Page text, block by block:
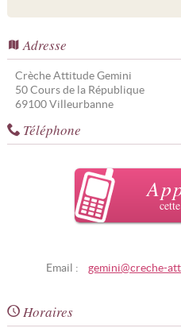
Adresse
Crèche Attitude Gemini
50 Cours de la République
69100 Villeurbanne
Téléphone
Email : gemini@creche-
Horaires